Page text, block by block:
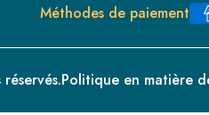
Méthodes de paiement
Politique en matière